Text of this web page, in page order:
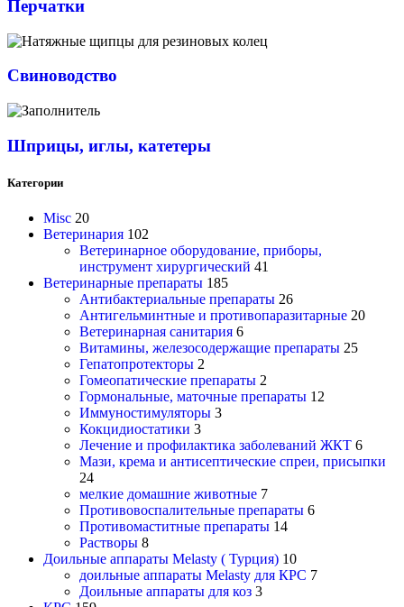
Перчатки
Свиноводство
Шприцы, иглы, катетеры
Категории
Misc 20
Ветеринария 102
Ветеринарное оборудование, приборы,
инструмент хирургический 41
Ветеринарные препараты 185
Антибактериальные препараты 26
Антигельминтные и противопаразитарные 20
Ветеринарная санитария 6
Витамины, железосодержащие препараты 25
Гепатопротекторы 2
Гомеопатические препараты 2
Гормональные, маточные препараты 12
Иммуностимуляторы 3
Кокцидиостатики 3
Лечение и профилактика заболеваний ЖКТ 6
Мази, крема и антисептические спреи, присыпки
24
мелкие домашние животные 7
Противовоспалительные препараты 6
Противомаститные препараты 14
Растворы 8
Доильные аппараты Melasty ( Турция) 10
доильные аппараты Melasty для КРС 7
Доильные аппараты для коз 3